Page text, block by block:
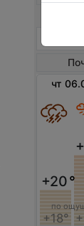
чт
+20°
+18°
по